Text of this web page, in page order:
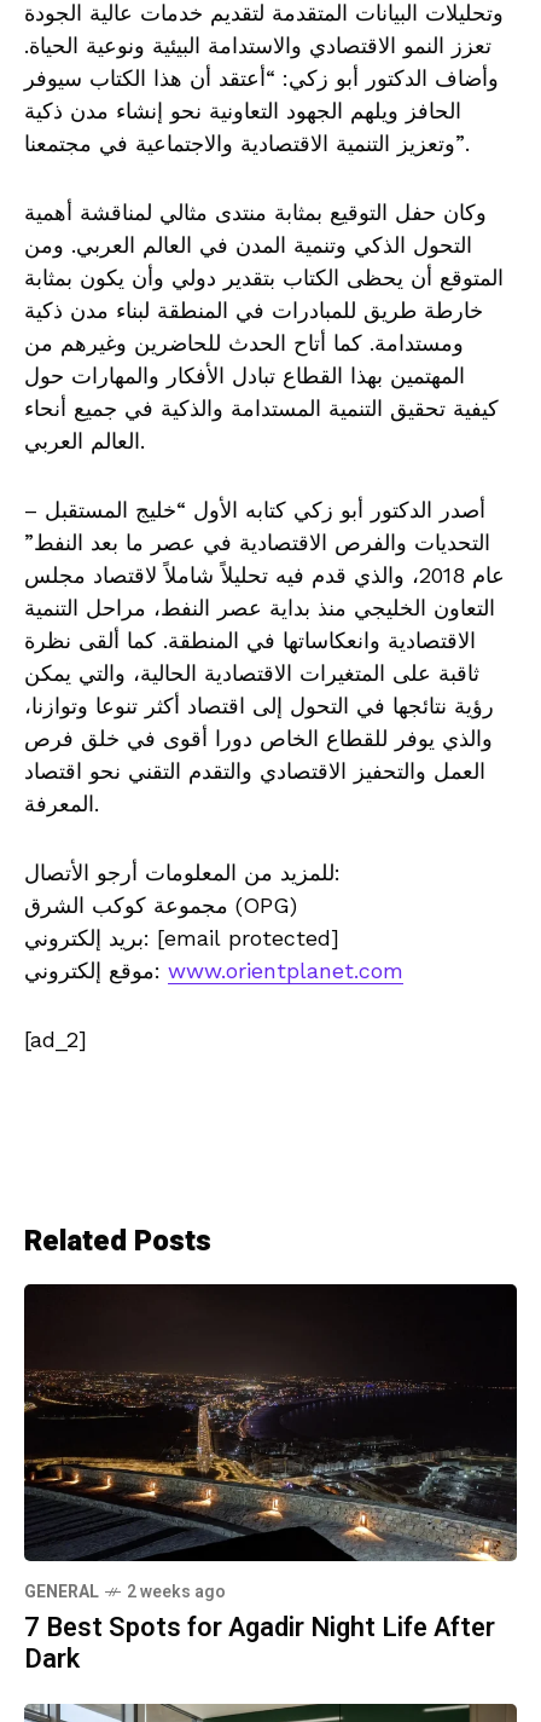
وتحليلات البيانات المتقدمة لتقديم خدمات عالية الجودة
تعزز النمو الاقتصادي والاستدامة البيئية ونوعية الحياة.
وأضاف الدكتور أبو زكي: “أعتقد أن هذا الكتاب سيوفر
الحافز ويلهم الجهود التعاونية نحو إنشاء مدن ذكية
وتعزيز التنمية الاقتصادية والاجتماعية في مجتمعنا”.
وكان حفل التوقيع بمثابة منتدى مثالي لمناقشة أهمية
التحول الذكي وتنمية المدن في العالم العربي. ومن
المتوقع أن يحظى الكتاب بتقدير دولي وأن يكون بمثابة
خارطة طريق للمبادرات في المنطقة لبناء مدن ذكية
ومستدامة. كما أتاح الحدث للحاضرين وغيرهم من
المهتمين بهذا القطاع تبادل الأفكار والمهارات حول
كيفية تحقيق التنمية المستدامة والذكية في جميع أنحاء
العالم العربي.
أصدر الدكتور أبو زكي كتابه الأول “خليج المستقبل –
التحديات والفرص الاقتصادية في عصر ما بعد النفط”
عام 2018، والذي قدم فيه تحليلاً شاملاً لاقتصاد مجلس
التعاون الخليجي منذ بداية عصر النفط، مراحل التنمية
الاقتصادية وانعكاساتها في المنطقة. كما ألقى نظرة
ثاقبة على المتغيرات الاقتصادية الحالية، والتي يمكن
رؤية نتائجها في التحول إلى اقتصاد أكثر تنوعا وتوازنا،
والذي يوفر للقطاع الخاص دورا أقوى في خلق فرص
العمل والتحفيز الاقتصادي والتقدم التقني نحو اقتصاد
المعرفة.
للمزيد من المعلومات أرجو الأتصال:
مجموعة كوكب الشرق (OPG)
بريد إلكتروني: [email protected]
موقع إلكتروني: www.orientplanet.com
[ad_2]
Related Posts
GENERAL 2 weeks ago
7 Best Spots for Agadir Night Life After
Dark